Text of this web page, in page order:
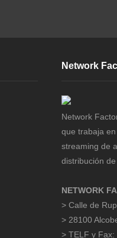
Network
Network
que trabaja
streaming de
distribución
NETWORK
> Calle de
> 28100
> TELF y